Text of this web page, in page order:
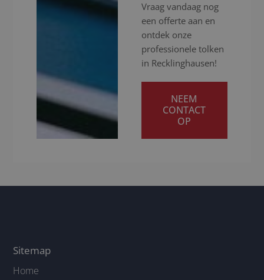
Vraag vandaag nog
een offerte aan en
ontdek onze
professionele tolken
in Recklinghausen!
NEEM
CONTACT
OP
Sitemap
Home